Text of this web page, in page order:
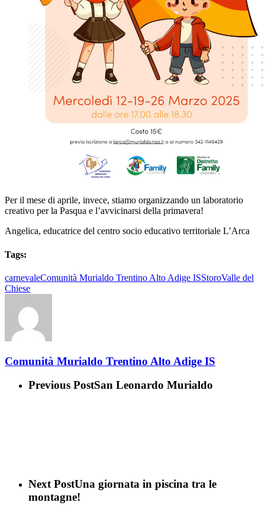
Per il mese di aprile, invece, stiamo organizzando un laboratorio
creativo per la Pasqua e l’avvicinarsi della primavera!
Angelica, educatrice del centro socio educativo territoriale L’Arca
Tags:
carnevaleComunità Murialdo Trentino Alto Adige ISStoroValle del
Chiese
Comunità Murialdo Trentino Alto Adige IS
Previous PostSan Leonardo Murialdo
Next PostUna giornata in piscina tra le
montagne!